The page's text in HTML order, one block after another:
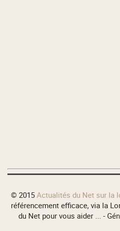
© 2015 Actualités du Net sur la
référencement efficace, via la
du Net pour vous aider ... -